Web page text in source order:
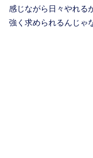
感じながら日々やれる
強く求められるんじゃ